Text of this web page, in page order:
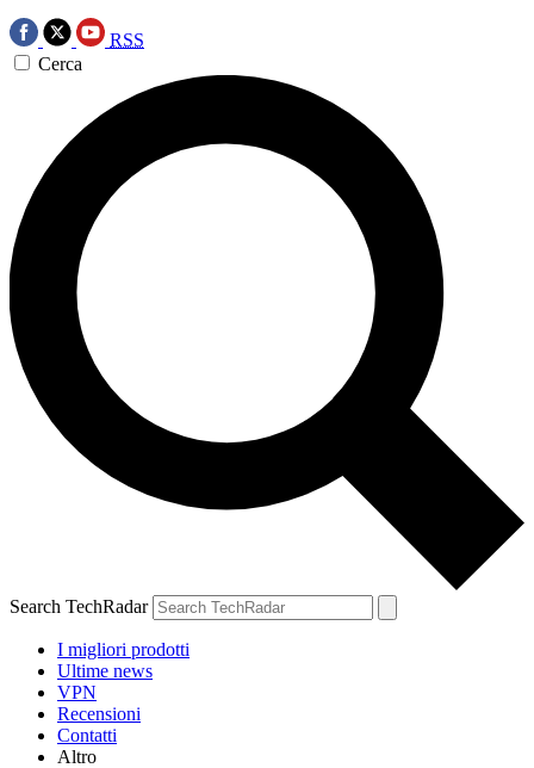
RSS
Cerca
Search TechRadar
I migliori prodotti
Ultime news
VPN
Recensioni
Contatti
Altro